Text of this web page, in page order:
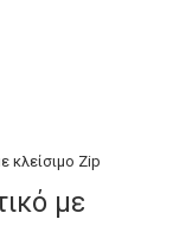
κλείσιμο Zip
με